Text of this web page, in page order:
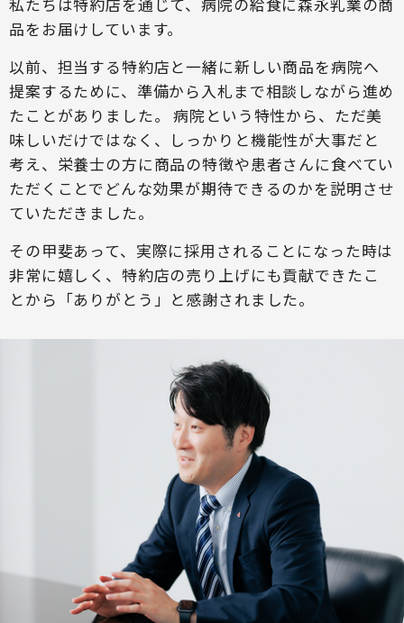
私たちは特約店を通じて、病院の給食に森永乳業の商
品をお届けしています。
以前、担当する特約店と一緒に新しい商品を病院へ
提案するために、準備から入札まで相談しながら進め
たことがありました。 病院という特性から、ただ美
味しいだけではなく、しっかりと機能性が大事だと
考え、栄養士の方に商品の特徴や患者さんに食べてい
ただくことでどんな効果が期待できるのかを説明させ
ていただきました。
その甲斐あって、実際に採用されることになった時は
非常に嬉しく、特約店の売り上げにも貢献できたこ
とから「ありがとう」と感謝されました。